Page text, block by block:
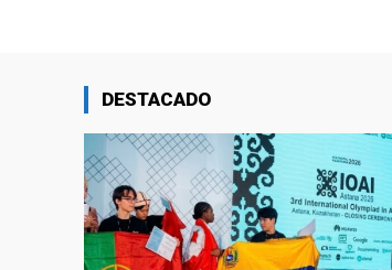
DESTACADO